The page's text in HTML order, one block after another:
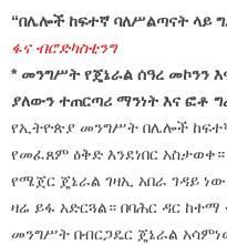
“በሌሎች ከፍተኛ ባለሥልጣናት ላይ
ፋና ብሮድካስቲንግ
* መንግሥት የጄኔራል ሰዓረ መኮንን
ያለውን ተጠርጣሪ ማንነት እና ፎቶ
የኢትዮጵያ መንግሥት በሌሎች
የመፈጸም ዕቅድ እንደነበር
የሜጀር ጄኔራል ገዛኢ አበራ ገዳይ
ዛሬ ይፋ አድርጓል። በባሕር ዳር
መንግሥት በብርጋዴር ጄኔራል